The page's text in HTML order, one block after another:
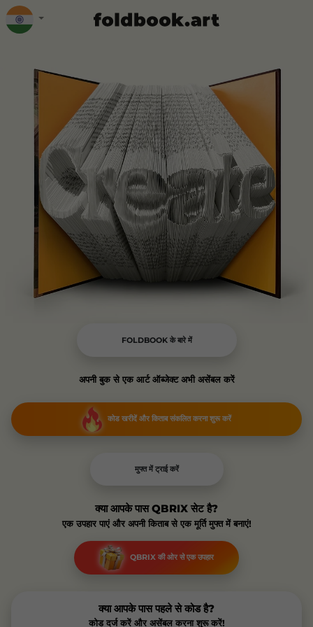
FOLDBOOK के बारे में
अपनी बुक से एक आर्ट ऑब्जेक्ट अभी असेंबल करें
कोड खरीदें और किताब संकलित करना शुरू करें
मुफ्त में ट्राई करें
क्या आपके पास QBRIX सेट है?
एक उपहार पाएं और अपनी किताब से एक मूर्ति मुफ्त में बनाएं!
QBRIX की ओर से एक उपहार
क्या आपके पास पहले से कोड है?
कोड दर्ज करें और असेंबल करना शुरू करें!